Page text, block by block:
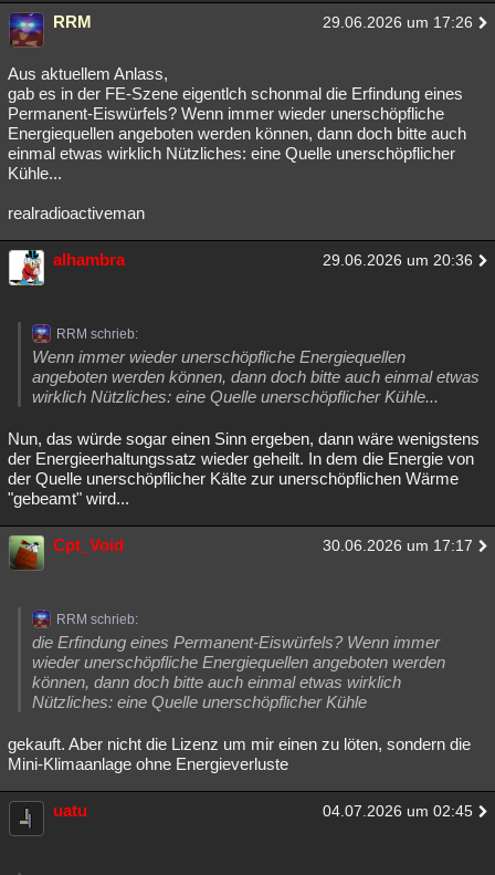
RRM 29.06.2026 um 17:26
Aus aktuellem Anlass,
gab es in der FE-Szene eigentlch schonmal die Erfindung eines
Permanent-Eiswürfels? Wenn immer wieder unerschöpfliche
Energiequellen angeboten werden können, dann doch bitte auch
einmal etwas wirklich Nützliches: eine Quelle unerschöpflicher
Kühle...
realradioactiveman
alhambra 29.06.2026 um 20:36
RRM schrieb:
Wenn immer wieder unerschöpfliche Energiequellen
angeboten werden können, dann doch bitte auch einmal etwas
wirklich Nützliches: eine Quelle unerschöpflicher Kühle...
Nun, das würde sogar einen Sinn ergeben, dann wäre wenigstens
der Energieerhaltungssatz wieder geheilt. In dem die Energie von
der Quelle unerschöpflicher Kälte zur unerschöpflichen Wärme
"gebeamt" wird...
Cpt_Void 30.06.2026 um 17:17
RRM schrieb:
die Erfindung eines Permanent-Eiswürfels? Wenn immer
wieder unerschöpfliche Energiequellen angeboten werden
können, dann doch bitte auch einmal etwas wirklich
Nützliches: eine Quelle unerschöpflicher Kühle
gekauft. Aber nicht die Lizenz um mir einen zu löten, sondern die
Mini-Klimaanlage ohne Energieverluste
uatu 04.07.2026 um 02:45